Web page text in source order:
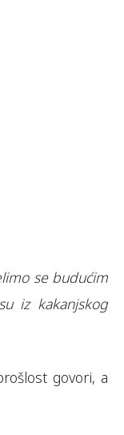
se budućim
iz kakanjskog
govori, a